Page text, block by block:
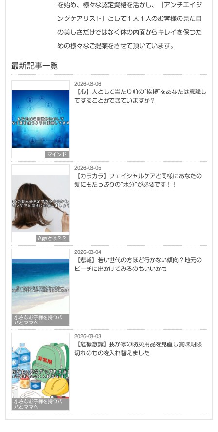
を始め、様々な認定資格を活かし、「アンチエイジ
ングケアリスト」として１人１人のお客様の見た目
の美しさだけではなく体の内面からキレイを保つた
めの様々なご提案をさせて頂いています。
最新記事一覧
マインド
2026-08-06
【心】人として当たり前の”挨拶”をあなたは意識し
てすることができていますか？
Ageとは？？
2026-08-05
【カラカラ】フェイシャルケアと同様にあなたの
髪にもたっぷりの”水分”が必要です！！
小さなお子様を持つパ
パとママへ
2026-08-04
【悲報】若い世代の方ほど行かない傾向？地元の
ビーチに出かけてみるのもいいかも
小さなお子様を持つパ
パとママへ
2026-08-03
【危機意識】我が家の防災用品を見直し賞味期限
切れのものを入れ替えました